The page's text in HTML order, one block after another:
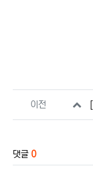
관련자료
이전
댓글 0